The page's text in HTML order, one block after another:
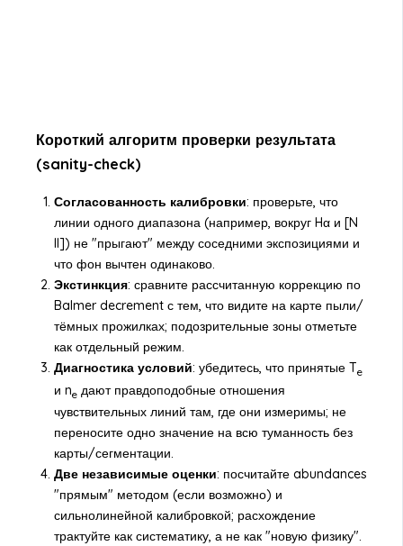
Короткий алгоритм проверки результата
(sanity-check)
Согласованность калибровки: проверьте, что
линии одного диапазона (например, вокруг Hα и [N
II]) не "прыгают" между соседними экспозициями и
что фон вычтен одинаково.
Экстинкция: сравните рассчитанную коррекцию по
Balmer decrement с тем, что видите на карте пыли/
тёмных прожилках; подозрительные зоны отметьте
как отдельный режим.
Диагностика условий: убедитесь, что принятые Te
и ne дают правдоподобные отношения
чувствительных линий там, где они измеримы; не
переносите одно значение на всю туманность без
карты/сегментации.
Две независимые оценки: посчитайте abundances
"прямым" методом (если возможно) и
сильнолинейной калибровкой; расхождение
трактуйте как систематику, а не как "новую физику".